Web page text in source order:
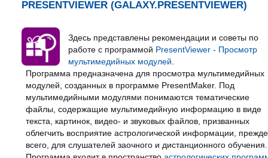
PRESENTVIEWER (GALAXY.PRESENTVIEWER)
Здесь представлены рекомендации и советы по
работе с программой PresentViewer - Просмотр
мультимедийных модулей.
Программа предназначена для просмотра мультимедийных
модулей, созданных в программе PresentMaker. Под
мультимедийными модулями понимаются тематические
файлы, содержащие мультимедийную информацию в виде
текста, картинок, видео- и звуковых файлов, призванных
облегчить восприятие астрологической информации, прежде
всего, для слушателей заочного и дистанционного обучения.